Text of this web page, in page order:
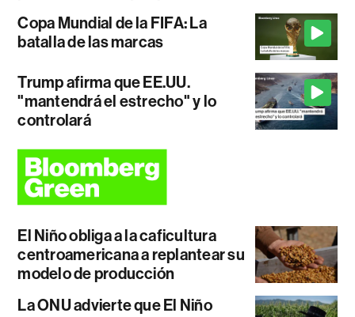
Copa Mundial de la FIFA: La
batalla de las marcas
Trump afirma que EE.UU.
"mantendrá el estrecho" y lo
controlará
El Niño obliga a la caficultura
centroamericana a replantear su
modelo de producción
La ONU advierte que El Niño